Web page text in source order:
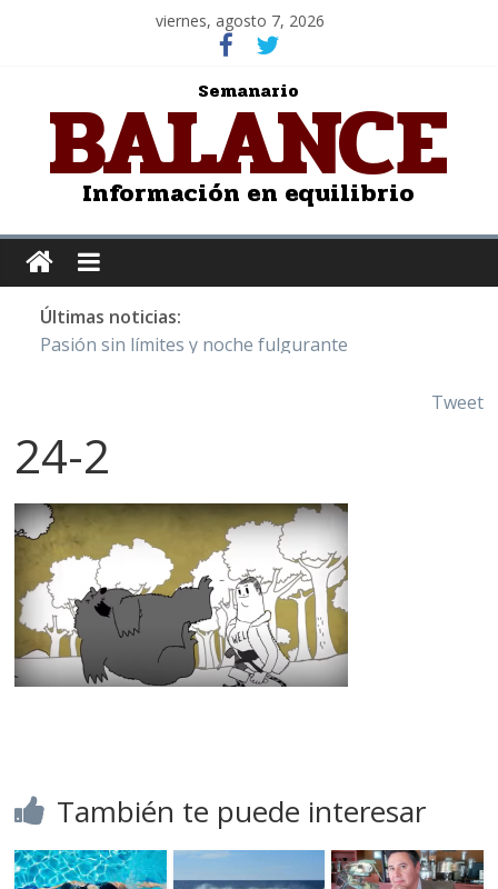
viernes, agosto 7, 2026
Semanario
BALANCE
Información en equilibrio
Últimas noticias:
Pasión sin límites y noche fulgurante
Juntos hasta el último minuto
Tweet
24-2
También te puede interesar